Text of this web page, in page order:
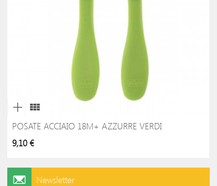
POSATE ACCIAIO 18M+ AZZURRE VERDI
9,10 €
Newsletter